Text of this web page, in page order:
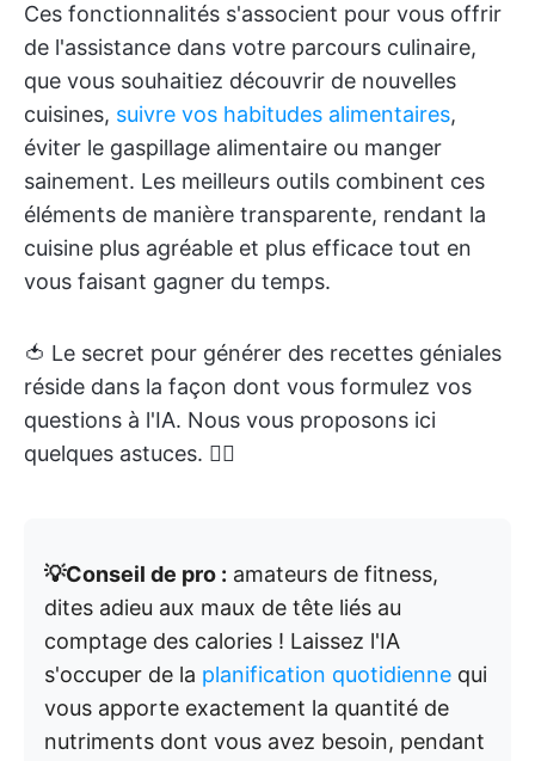
Ces fonctionnalités s'associent pour vous offrir
de l'assistance dans votre parcours culinaire,
que vous souhaitiez découvrir de nouvelles
cuisines, suivre vos habitudes alimentaires,
éviter le gaspillage alimentaire ou manger
sainement. Les meilleurs outils combinent ces
éléments de manière transparente, rendant la
cuisine plus agréable et plus efficace tout en
vous faisant gagner du temps.
🍅 Le secret pour générer des recettes géniales
réside dans la façon dont vous formulez vos
questions à l'IA. Nous vous proposons ici
quelques astuces. 👇🏼
💡Conseil de pro : amateurs de fitness,
dites adieu aux maux de tête liés au
comptage des calories ! Laissez l'IA
s'occuper de la planification quotidienne qui
vous apporte exactement la quantité de
nutriments dont vous avez besoin, pendant